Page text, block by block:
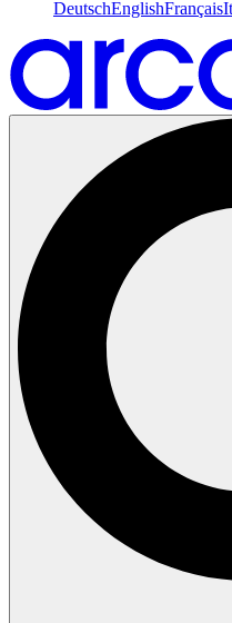
DeutschEnglishFrançais